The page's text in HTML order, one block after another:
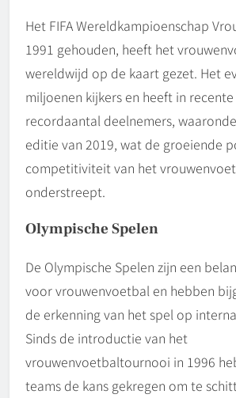
Het FIFA Wereldkampioenschap
1991 gehouden, heeft het
wereldwijd op de kaart gezet. Het
miljoenen kijkers en heeft in
recordaantal deelnemers,
editie van 2019, wat de groeiende
competitiviteit van het
onderstreept.
Olympische Spelen
De Olympische Spelen zijn een
voor vrouwenvoetbal en hebben
de erkenning van het spel op
Sinds de introductie van het
vrouwenvoetbaltournooi in 1996
teams de kans gekregen om te